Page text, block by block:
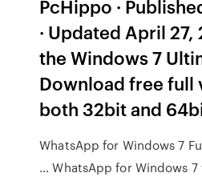
PcHippo ·
· Updated April
the Windows 7
Download free full
both 32bit and
WhatsApp for Windows 7
… WhatsApp for Windows